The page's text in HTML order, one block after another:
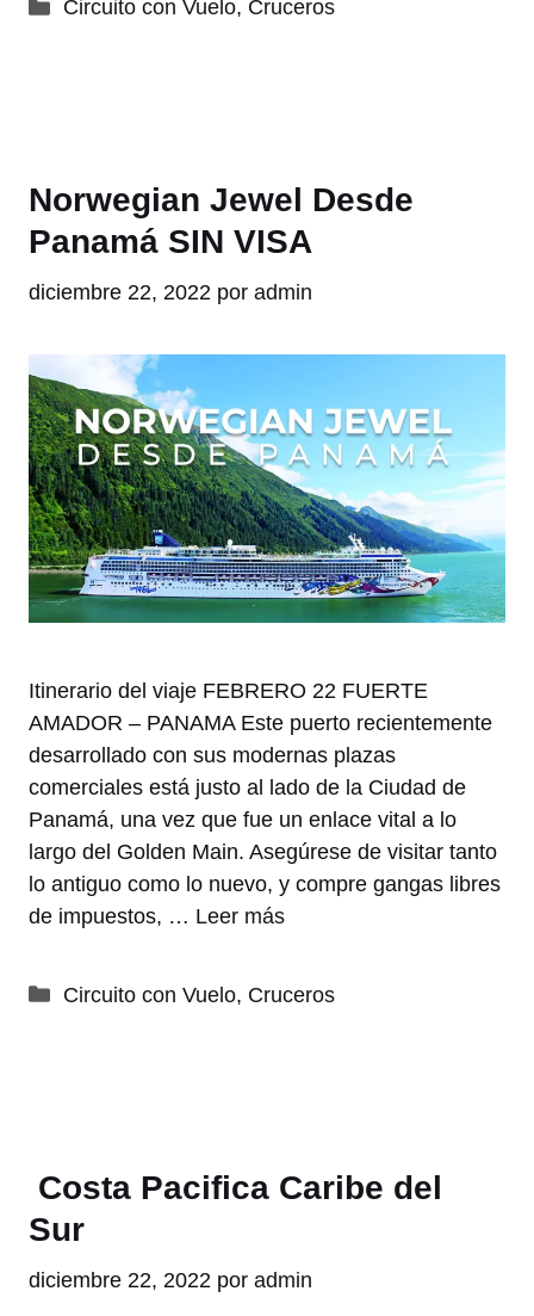
Circuito con Vuelo, Cruceros
Norwegian Jewel Desde
Panamá SIN VISA
diciembre 22, 2022 por admin
Itinerario del viaje FEBRERO 22 FUERTE
AMADOR – PANAMA Este puerto recientemente
desarrollado con sus modernas plazas
comerciales está justo al lado de la Ciudad de
Panamá, una vez que fue un enlace vital a lo
largo del Golden Main. Asegúrese de visitar tanto
lo antiguo como lo nuevo, y compre gangas libres
de impuestos, … Leer más
Categorías
Circuito con Vuelo, Cruceros
Costa Pacifica Caribe del
Sur
diciembre 22, 2022 por admin